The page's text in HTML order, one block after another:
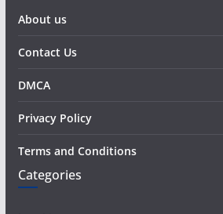
About us
Contact Us
DMCA
Privacy Policy
Terms and Conditions
Categories